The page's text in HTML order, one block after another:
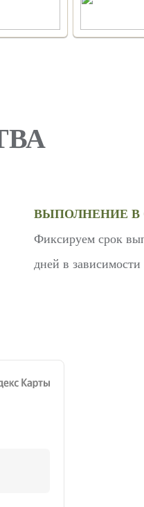
ВЫПОЛНЕНИЕ В
Фиксируем срок
дней в зависимости